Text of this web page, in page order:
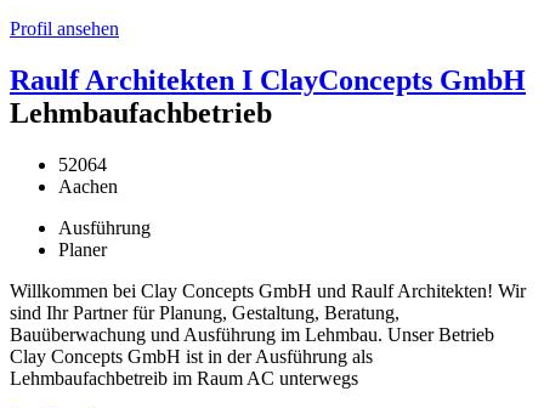
Profil ansehen
Raulf Architekten I ClayConcepts GmbH
Lehmbaufachbetrieb
52064
Aachen
Ausführung
Planer
Willkommen bei Clay Concepts GmbH und Raulf Architekten! Wir
sind Ihr Partner für Planung, Gestaltung, Beratung,
Bauüberwachung und Ausführung im Lehmbau. Unser Betrieb
Clay Concepts GmbH ist in der Ausführung als
Lehmbaufachbetreib im Raum AC unterwegs